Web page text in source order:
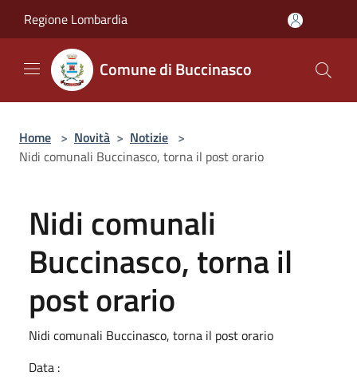
Regione Lombardia
Comune di Buccinasco
Home > Novità > Notizie >
Nidi comunali Buccinasco, torna il post orario
Nidi comunali
Buccinasco, torna il
post orario
Nidi comunali Buccinasco, torna il post orario
Data :